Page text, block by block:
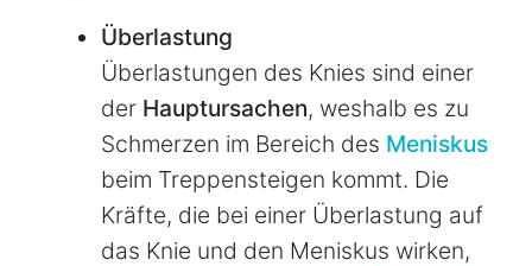
Überlastung
Überlastungen des Knies sind einer
der Hauptursachen, weshalb es zu
Schmerzen im Bereich des Meniskus
beim Treppensteigen kommt. Die
Kräfte, die bei einer Überlastung auf
das Knie und den Meniskus wirken,